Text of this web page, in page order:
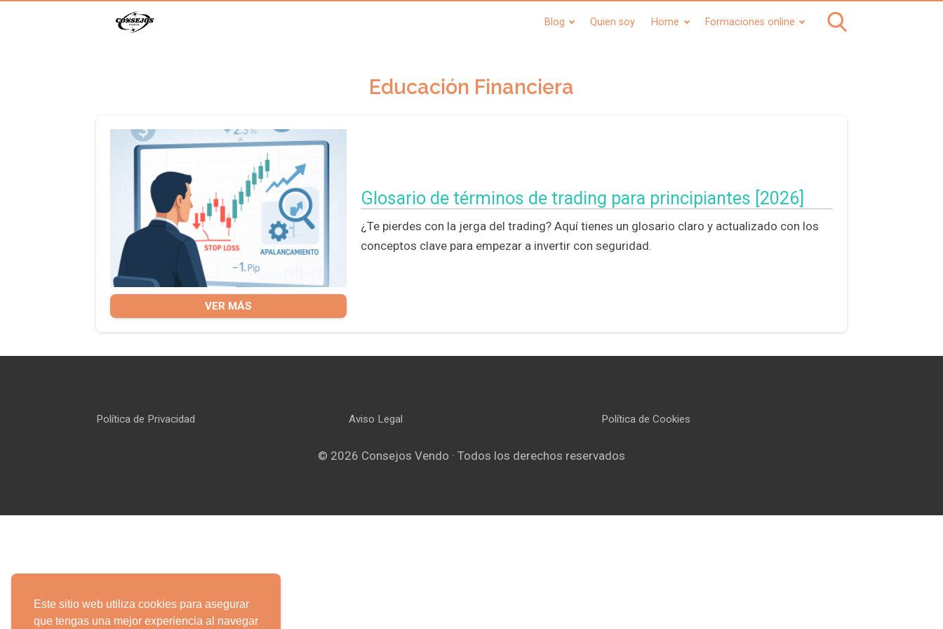
Blog Quien soy Home Formaciones online
Educación Financiera
VER MÁS
Glosario de términos de trading para principiantes [2026]
¿Te pierdes con la jerga del trading? Aquí tienes un glosario claro y actualizado con los
conceptos clave para empezar a invertir con seguridad.
Política de Privacidad Aviso Legal Política de Cookies
© 2026 Consejos Vendo · Todos los derechos reservados
Este sitio web utiliza cookies para asegurar
que tengas una mejor experiencia al navegar